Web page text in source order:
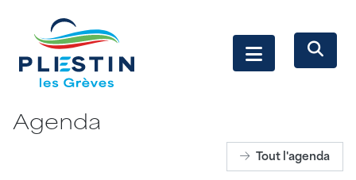
Agenda
Tout l'agenda